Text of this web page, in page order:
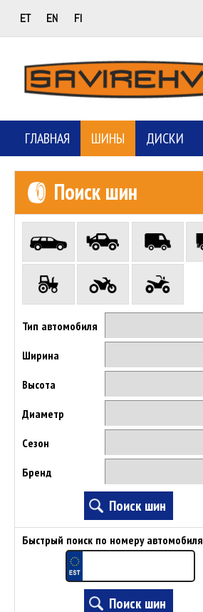
ET EN FI
ГЛАВНАЯ ШИНЫ ДИСКИ
Поиск шин
Тип автомобиля
Ширина
Высота
Диаметр
Сезон
Бренд
Быстрый поиск по номеру автомобиля